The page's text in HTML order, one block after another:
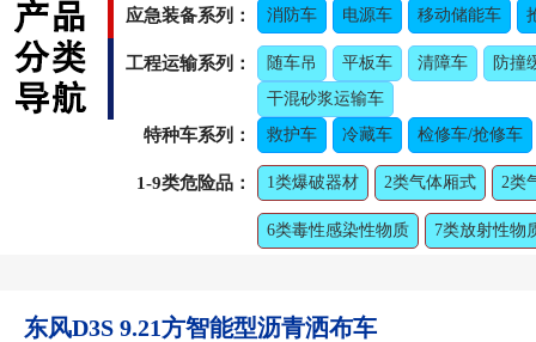
应急装备系列： 消防车 电源车 移动储能车
工程运输系列： 随车吊 平板车 清障车
防撞
干混砂浆运输车
特种车系列： 救护车 冷藏车 检修车/抢修车
1-9类危险品： 1类爆破器材 2类气体厢式 2类
6类毒性感染性物质 7类放射性物
东风D3S 9.21方智能型沥青洒布车